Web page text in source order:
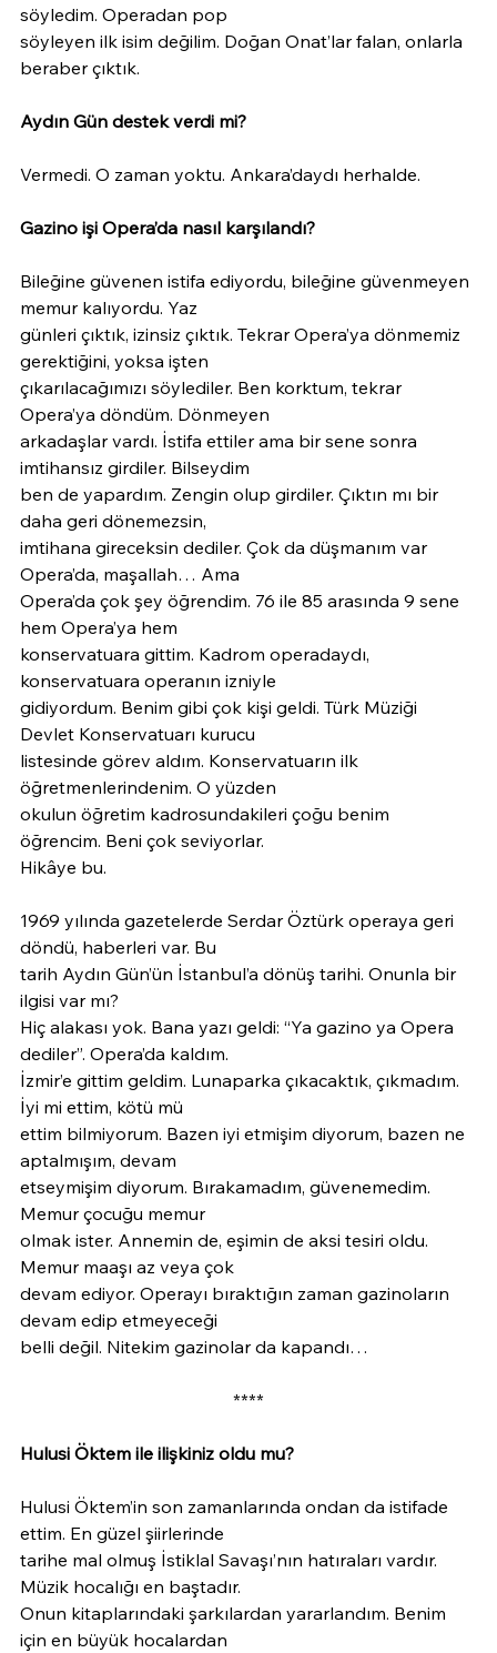
söyledim. Operadan pop
söyleyen ilk isim değilim. Doğan Onat’lar falan, onlarla
beraber çıktık.
Aydın Gün destek verdi mi?
Vermedi. O zaman yoktu. Ankara’daydı herhalde.
Gazino işi Opera’da nasıl karşılandı?
Bileğine güvenen istifa ediyordu, bileğine güvenmeyen
memur kalıyordu. Yaz
günleri çıktık, izinsiz çıktık. Tekrar Opera’ya dönmemiz
gerektiğini, yoksa işten
çıkarılacağımızı söylediler. Ben korktum, tekrar
Opera’ya döndüm. Dönmeyen
arkadaşlar vardı. İstifa ettiler ama bir sene sonra
imtihansız girdiler. Bilseydim
ben de yapardım. Zengin olup girdiler. Çıktın mı bir
daha geri dönemezsin,
imtihana gireceksin dediler. Çok da düşmanım var
Opera’da, maşallah… Ama
Opera’da çok şey öğrendim. 76 ile 85 arasında 9 sene
hem Opera’ya hem
konservatuara gittim. Kadrom operadaydı,
konservatuara operanın izniyle
gidiyordum. Benim gibi çok kişi geldi. Türk Müziği
Devlet Konservatuarı kurucu
listesinde görev aldım. Konservatuarın ilk
öğretmenlerindenim. O yüzden
okulun öğretim kadrosundakileri çoğu benim
öğrencim. Beni çok seviyorlar.
Hikâye bu.
1969 yılında gazetelerde Serdar Öztürk operaya geri
döndü, haberleri var. Bu
tarih Aydın Gün’ün İstanbul’a dönüş tarihi. Onunla bir
ilgisi var mı?
Hiç alakası yok. Bana yazı geldi: “Ya gazino ya Opera
dediler”. Opera’da kaldım.
İzmir’e gittim geldim. Lunaparka çıkacaktık, çıkmadım.
İyi mi ettim, kötü mü
ettim bilmiyorum. Bazen iyi etmişim diyorum, bazen ne
aptalmışım, devam
etseymişim diyorum. Bırakamadım, güvenemedim.
Memur çocuğu memur
olmak ister. Annemin de, eşimin de aksi tesiri oldu.
Memur maaşı az veya çok
devam ediyor. Operayı bıraktığın zaman gazinoların
devam edip etmeyeceği
belli değil. Nitekim gazinolar da kapandı…
****
Hulusi Öktem ile ilişkiniz oldu mu?
Hulusi Öktem’in son zamanlarında ondan da istifade
ettim. En güzel şiirlerinde
tarihe mal olmuş İstiklal Savaşı’nın hatıraları vardır.
Müzik hocalığı en baştadır.
Onun kitaplarındaki şarkılardan yararlandım. Benim
için en büyük hocalardan